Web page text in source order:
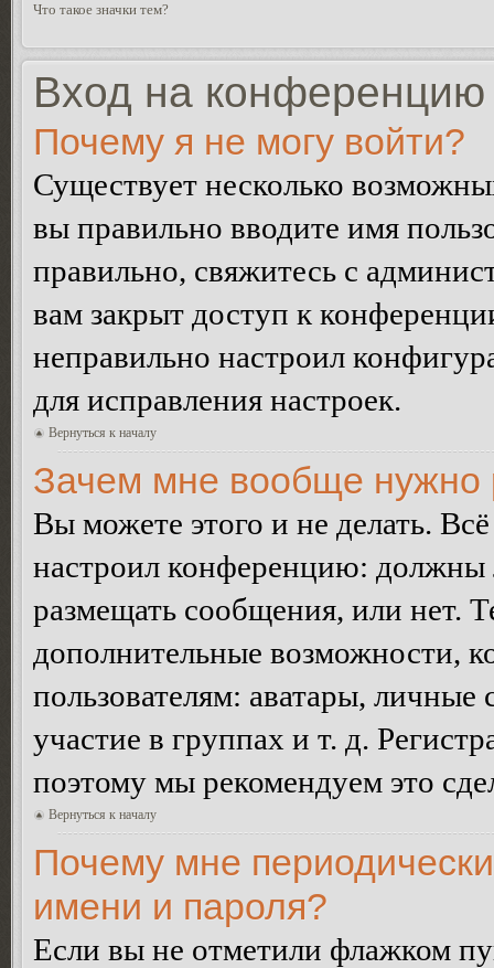
Что такое значки тем?
Вход на конференцию
Почему я не могу войти?
Существует несколько
вы правильно вводите имя
правильно, свяжитесь с
вам закрыт доступ к
неправильно настроил
для исправления настроек.
Вернуться к началу
Зачем мне вообще нужно
Вы можете этого и не делать.
настроил конференцию: должны
размещать сообщения, или нет.
дополнительные возможности,
пользователям: аватары,
участие в группах и т. д.
поэтому мы рекомендуем это
Вернуться к началу
Почему мне
имени и пароля?
Если вы не отметили флажком